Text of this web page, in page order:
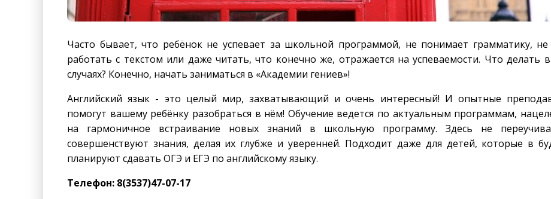
Часто бывает, что ребёнок не успевает за школьной программой, не понимает грамматику, не
работать с текстом или даже читать, что конечно же, отражается на успеваемости. Что делать
случаях? Конечно, начать заниматься в «Академии гениев»!
Английский язык - это целый мир, захватывающий и очень интересный! И опытные
помогут вашему ребёнку разобраться в нём! Обучение ведется по актуальным программам,
на гармоничное встраивание новых знаний в школьную программу. Здесь не
совершенствуют знания, делая их глубже и уверенней. Подходит даже для детей, которые в
планируют сдавать ОГЭ и ЕГЭ по английскому языку.
Телефон: 8(3537)47-07-17